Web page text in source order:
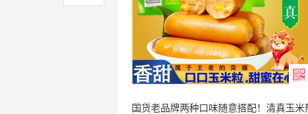
国货老品牌两种口味随意搭配！清真玉